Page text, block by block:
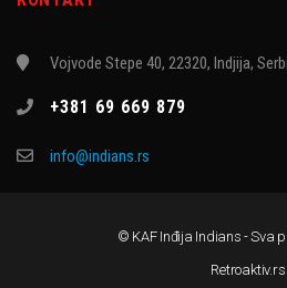
Vojvode Stepe 40, 22320, Indjija,
+381 69 669 879
info@indians.rs
© KAF Inđija Indians - Sva
Retroaktiv.rs